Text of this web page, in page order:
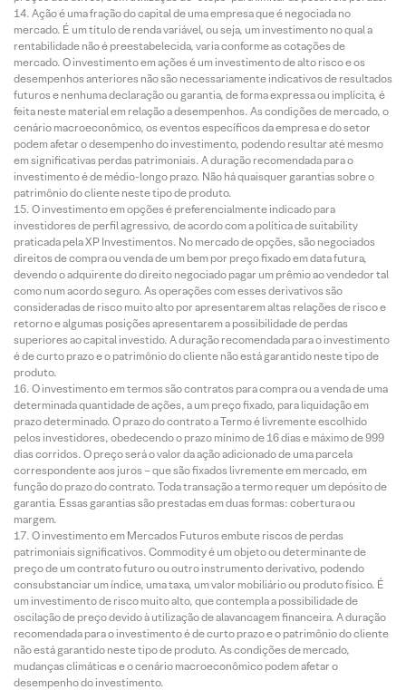
Ação é uma fração do capital de uma empresa que é negociada no
mercado. É um título de renda variável, ou seja, um investimento no qual a
rentabilidade não é preestabelecida, varia conforme as cotações de
mercado. O investimento em ações é um investimento de alto risco e os
desempenhos anteriores não são necessariamente indicativos de resultados
futuros e nenhuma declaração ou garantia, de forma expressa ou implícita, é
feita neste material em relação a desempenhos. As condições de mercado, o
cenário macroeconômico, os eventos específicos da empresa e do setor
podem afetar o desempenho do investimento, podendo resultar até mesmo
em significativas perdas patrimoniais. A duração recomendada para o
investimento é de médio-longo prazo. Não há quaisquer garantias sobre o
patrimônio do cliente neste tipo de produto.
O investimento em opções é preferencialmente indicado para
investidores de perfil agressivo, de acordo com a política de suitability
praticada pela XP Investimentos. No mercado de opções, são negociados
direitos de compra ou venda de um bem por preço fixado em data futura,
devendo o adquirente do direito negociado pagar um prêmio ao vendedor tal
como num acordo seguro. As operações com esses derivativos são
consideradas de risco muito alto por apresentarem altas relações de risco e
retorno e algumas posições apresentarem a possibilidade de perdas
superiores ao capital investido. A duração recomendada para o investimento
é de curto prazo e o patrimônio do cliente não está garantido neste tipo de
produto.
O investimento em termos são contratos para compra ou a venda de uma
determinada quantidade de ações, a um preço fixado, para liquidação em
prazo determinado. O prazo do contrato a Termo é livremente escolhido
pelos investidores, obedecendo o prazo mínimo de 16 dias e máximo de 999
dias corridos. O preço será o valor da ação adicionado de uma parcela
correspondente aos juros – que são fixados livremente em mercado, em
função do prazo do contrato. Toda transação a termo requer um depósito de
garantia. Essas garantias são prestadas em duas formas: cobertura ou
margem.
O investimento em Mercados Futuros embute riscos de perdas
patrimoniais significativos. Commodity é um objeto ou determinante de
preço de um contrato futuro ou outro instrumento derivativo, podendo
consubstanciar um índice, uma taxa, um valor mobiliário ou produto físico. É
um investimento de risco muito alto, que contempla a possibilidade de
oscilação de preço devido à utilização de alavancagem financeira. A duração
recomendada para o investimento é de curto prazo e o patrimônio do cliente
não está garantido neste tipo de produto. As condições de mercado,
mudanças climáticas e o cenário macroeconômico podem afetar o
desempenho do investimento.